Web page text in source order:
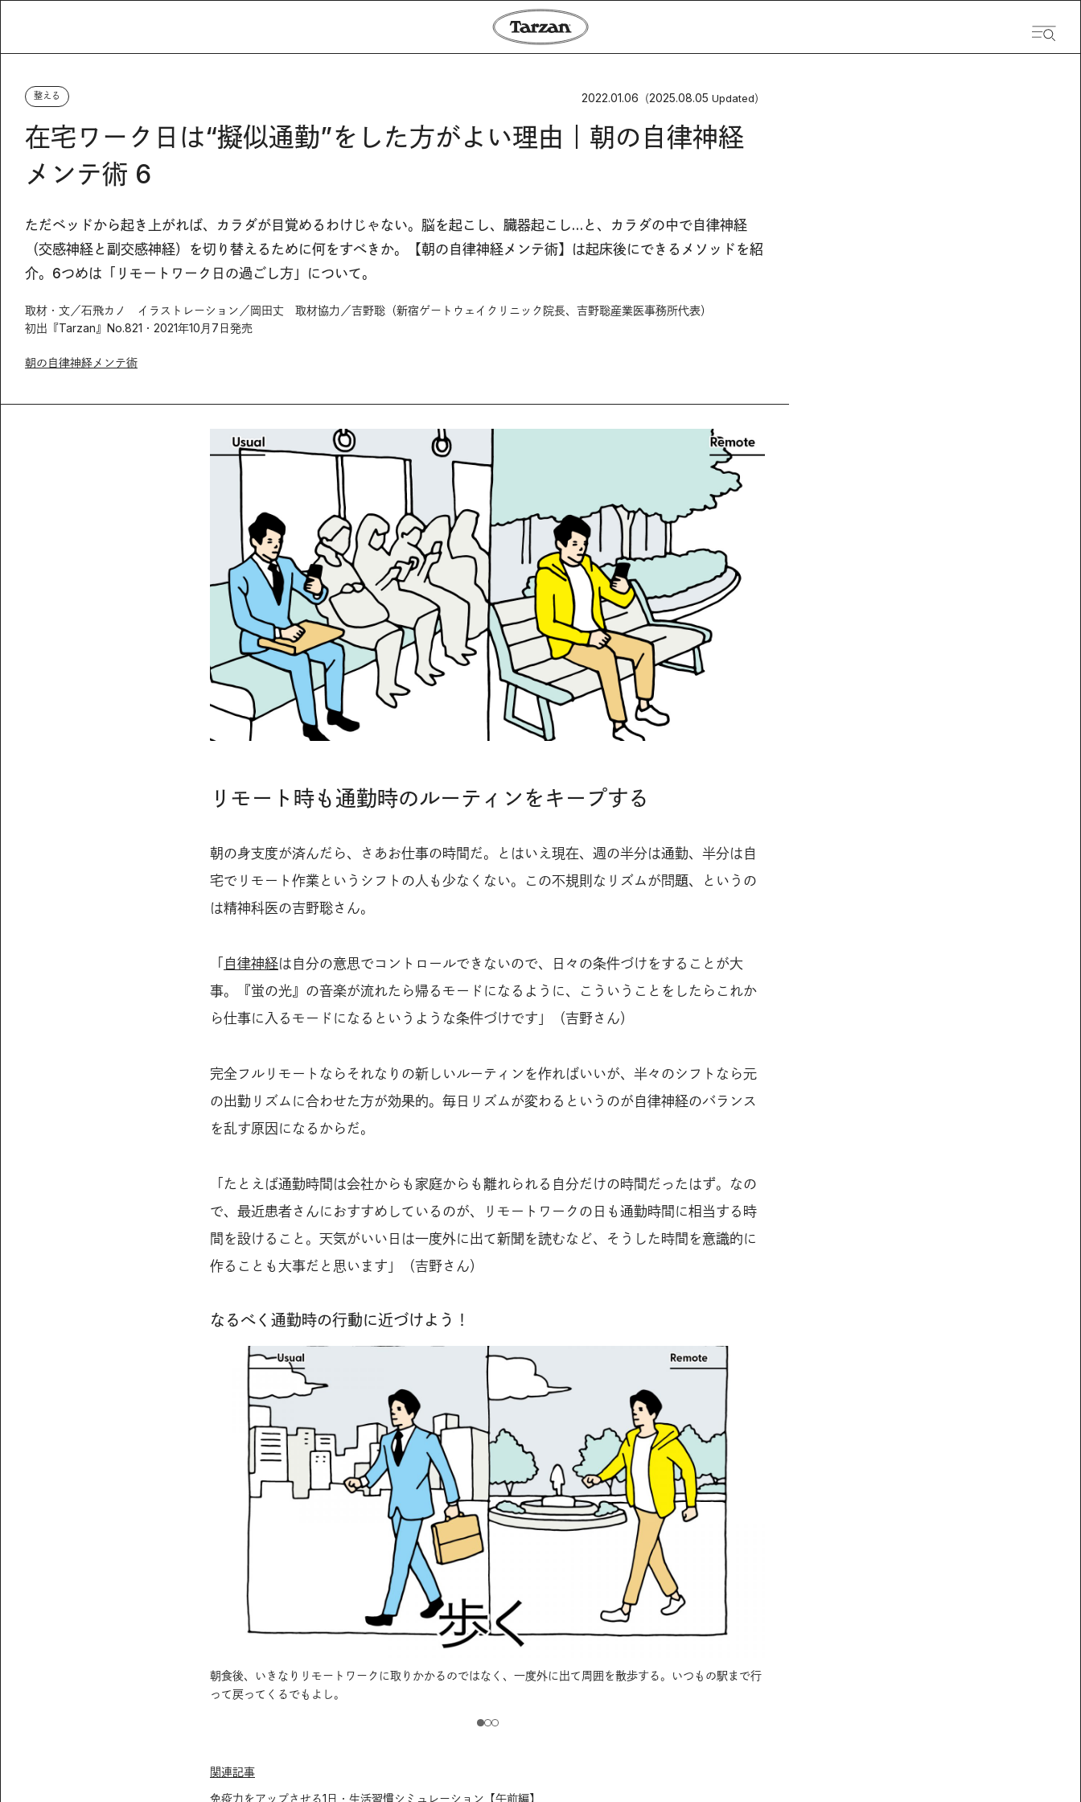
整える 2022.01.06 （2025.08.05 Updated）
在宅ワーク日は“擬似通勤”をした方がよい理由｜朝の自律神経
メンテ術 6
ただベッドから起き上がれば、カラダが目覚めるわけじゃない。脳を起こし、臓器起こし…と、カラダの中で自律神経
（交感神経と副交感神経）を切り替えるために何をすべきか。【朝の自律神経メンテ術】は起床後にできるメソッドを紹
介。6つめは「リモートワーク日の過ごし方」について。
取材・文／石飛カノ イラストレーション／岡田丈 取材協力／吉野聡（新宿ゲートウェイクリニック院長、吉野聡産業医事務所代表）
初出『Tarzan』No.821・2021年10月7日発売
朝の自律神経メンテ術
リモート時も通勤時のルーティンをキープする
朝の身支度が済んだら、さあお仕事の時間だ。とはいえ現在、週の半分は通勤、半分は自
宅でリモート作業というシフトの人も少なくない。この不規則なリズムが問題、というの
は精神科医の吉野聡さん。
「 自律神経は自分の意思でコントロールできないので、日々の条件づけをすることが大
事。『蛍の光』の音楽が流れたら帰るモードになるように、こういうことをしたらこれか
ら仕事に入るモードになるというような条件づけです」（吉野さん）
完全フルリモートならそれなりの新しいルーティンを作ればいいが、半々のシフトなら元
の出勤リズムに合わせた方が効果的。毎日リズムが変わるというのが自律神経のバランス
を乱す原因になるからだ。
「たとえば通勤時間は会社からも家庭からも離れられる自分だけの時間だったはず。なの
で、最近患者さんにおすすめしているのが、リモートワークの日も通勤時間に相当する時
間を設けること。天気がいい日は一度外に出て新聞を読むなど、そうした時間を意識的に
作ることも大事だと思います」（吉野さん）
なるべく通勤時の行動に近づけよう！
朝食後、いきなりリモートワークに取りかかるのではなく、一度外に出て周囲を散歩する。いつもの駅まで行
って戻ってくるでもよし。
関連記事
免疫力をアップさせる1日・生活習慣シミュレーション【午前編】